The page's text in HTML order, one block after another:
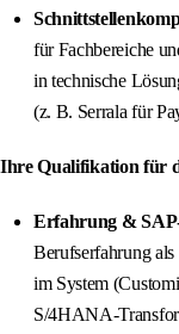
für Fachbereiche
in technische
(z. B. Serrala für
Ihre Qualifikation für
Erfahrung &
Berufserfahrung
im System
S/4HANA-